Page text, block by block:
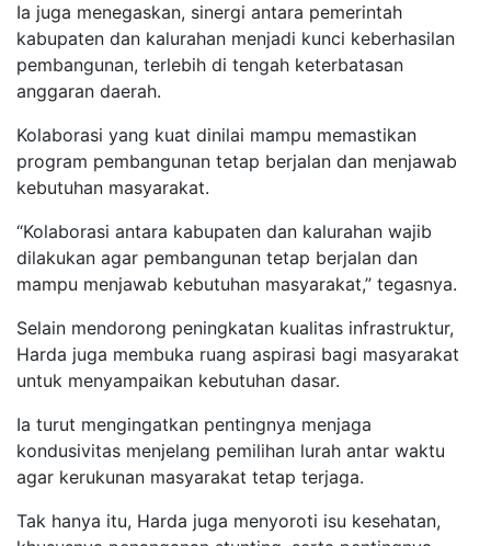
Ia juga menegaskan, sinergi antara pemerintah
kabupaten dan kalurahan menjadi kunci keberhasilan
pembangunan, terlebih di tengah keterbatasan
anggaran daerah.
Kolaborasi yang kuat dinilai mampu memastikan
program pembangunan tetap berjalan dan menjawab
kebutuhan masyarakat.
“Kolaborasi antara kabupaten dan kalurahan wajib
dilakukan agar pembangunan tetap berjalan dan
mampu menjawab kebutuhan masyarakat,” tegasnya.
Selain mendorong peningkatan kualitas infrastruktur,
Harda juga membuka ruang aspirasi bagi masyarakat
untuk menyampaikan kebutuhan dasar.
Ia turut mengingatkan pentingnya menjaga
kondusivitas menjelang pemilihan lurah antar waktu
agar kerukunan masyarakat tetap terjaga.
Tak hanya itu, Harda juga menyoroti isu kesehatan,